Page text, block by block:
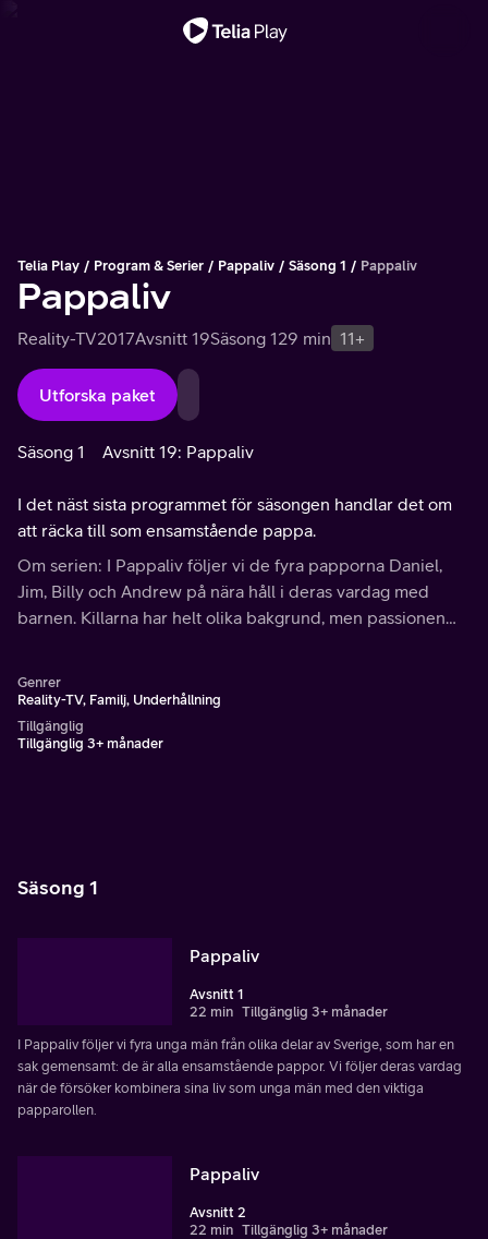
Telia Play Program & Serier Pappaliv Säsong 1 Pappaliv
Pappaliv
Reality-TV2017Avsnitt 19Säsong 129 min 11+
Utforska paket
Säsong 1 Avsnitt 19: Pappaliv
I det näst sista programmet för säsongen handlar det om
att räcka till som ensamstående pappa.
Om serien: I Pappaliv följer vi de fyra papporna Daniel,
Jim, Billy och Andrew på nära håll i deras vardag med
barnen. Killarna har helt olika bakgrund, men passionen
Genrer
Reality-TV, Familj, Underhållning
Tillgänglig
Tillgänglig 3+ månader
Säsong 1
Pappaliv
Avsnitt 1
22 min Tillgänglig 3+ månader
I Pappaliv följer vi fyra unga män från olika delar av Sverige, som har en
sak gemensamt: de är alla ensamstående pappor. Vi följer deras vardag
när de försöker kombinera sina liv som unga män med den viktiga
papparollen.
Pappaliv
Avsnitt 2
22 min Tillgänglig 3+ månader